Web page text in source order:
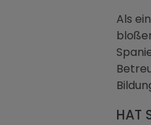
Als
HAT